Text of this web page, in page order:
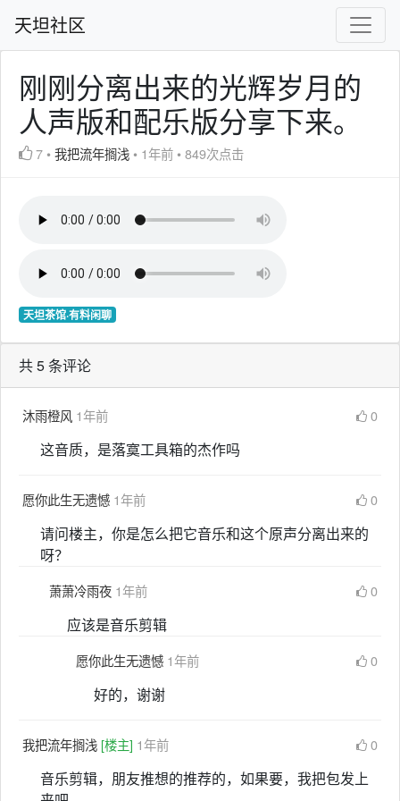
天坦社区
刚刚分离出来的光辉岁月的
人声版和配乐版分享下来。
7 •我把流年搁浅 • 1年前 •849次点击
天坦茶馆·有料闲聊
共 5 条评论
沐雨橙风 1年前 0
这音质，是落寞工具箱的杰作吗
愿你此生无遗憾 1年前 0
请问楼主，你是怎么把它音乐和这个原声分离出来的
呀？
萧萧冷雨夜 1年前 0
应该是音乐剪辑
愿你此生无遗憾 1年前 0
好的，谢谢
我把流年搁浅 [楼主] 1年前 0
音乐剪辑，朋友推想的推荐的，如果要，我把包发上